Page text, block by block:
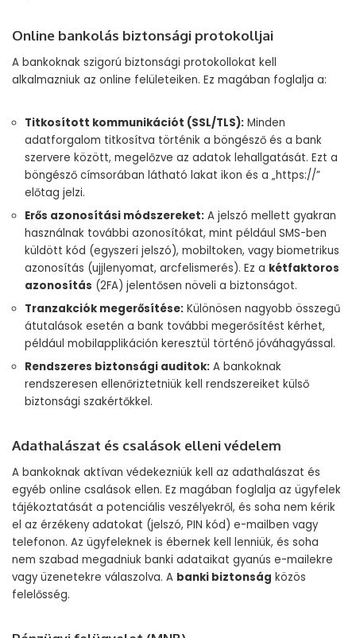
Online bankolás biztonsági protokolljai
A bankoknak szigorú biztonsági protokollokat kell
alkalmazniuk az online felületeiken. Ez magában foglalja a:
Titkosított kommunikációt (SSL/TLS): Minden
adatforgalom titkosítva történik a böngésző és a bank
szervere között, megelőzve az adatok lehallgatását. Ezt a
böngésző címsorában látható lakat ikon és a „https://”
előtag jelzi.
Erős azonosítási módszereket: A jelszó mellett gyakran
használnak további azonosítókat, mint például SMS-ben
küldött kód (egyszeri jelszó), mobiltoken, vagy biometrikus
azonosítás (ujjlenyomat, arcfelismerés). Ez a kétfaktoros
azonosítás (2FA) jelentősen növeli a biztonságot.
Tranzakciók megerősítése: Különösen nagyobb összegű
átutalások esetén a bank további megerősítést kérhet,
például mobilapplikáción keresztül történő jóváhagyással.
Rendszeres biztonsági auditok: A bankoknak
rendszeresen ellenőriztetniük kell rendszereiket külső
biztonsági szakértőkkel.
Adathalászat és csalások elleni védelem
A bankoknak aktívan védekezniük kell az adathalászat és
egyéb online csalások ellen. Ez magában foglalja az ügyfelek
tájékoztatását a potenciális veszélyekről, és soha nem kérik
el az érzékeny adatokat (jelszó, PIN kód) e-mailben vagy
telefonon. Az ügyfeleknek is ébernek kell lenniük, és soha
nem szabad megadniuk banki adataikat gyanús e-mailekre
vagy üzenetekre válaszolva. A banki biztonság közös
felelősség.